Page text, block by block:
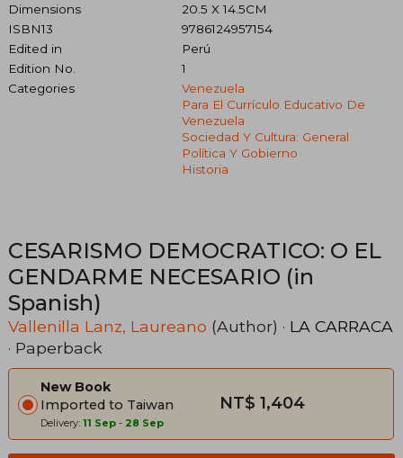
Dimensions
20.5 X 14.5CM
ISBN13
9786124957154
Edited in
Perú
Edition No.
1
Categories
Venezuela
Para El Currículo Educativo De
Venezuela
Sociedad Y Cultura: General
Política Y Gobierno
Historia
CESARISMO DEMOCRATICO: O EL
GENDARME NECESARIO (in
Spanish)
Vallenilla Lanz, Laureano (Author) · LA CARRACA
· Paperback
New Book
Imported to Taiwan
Delivery: 11 Sep - 28 Sep
NT$ 1,404